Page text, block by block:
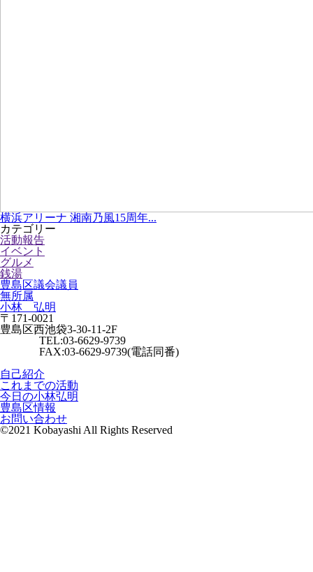
横浜アリーナ 湘南乃風15周年...
カテゴリー
活動報告
イベント
グルメ
銭湯
豊島区議会議員
無所属
小林 弘明
〒171-0021
豊島区西池袋3-30-11-2F
TEL:03-6629-9739
FAX:03-6629-9739(電話同番)
自己紹介
これまでの活動
今日の小林弘明
豊島区情報
お問い合わせ
©2021 Kobayashi All Rights Reserved